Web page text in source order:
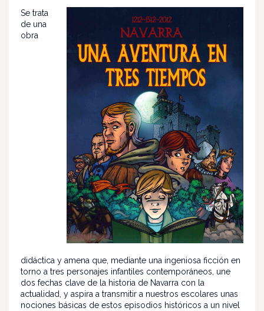
Se trata
de una
obra
didáctica y amena que, mediante una ingeniosa ficción en
torno a tres personajes infantiles contemporáneos, une
dos fechas clave de la historia de Navarra con la
actualidad, y aspira a transmitir a nuestros escolares unas
nociones básicas de estos episodios históricos a un nivel